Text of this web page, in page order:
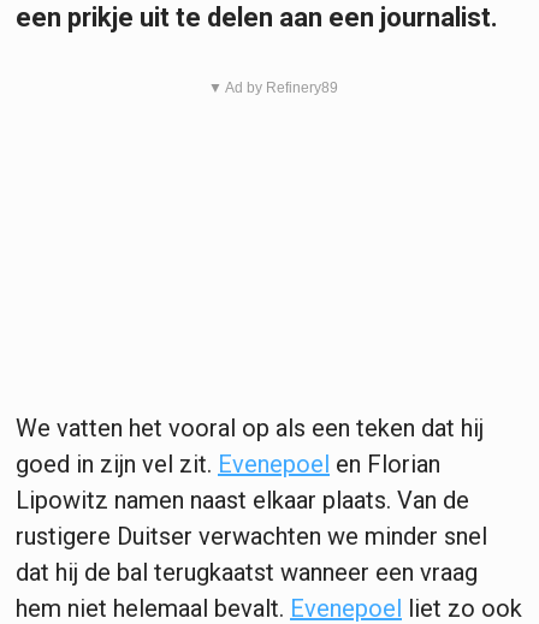
een prikje uit te delen aan een journalist.
▼ Ad by Refinery89
We vatten het vooral op als een teken dat hij
goed in zijn vel zit. Evenepoel en Florian
Lipowitz namen naast elkaar plaats. Van de
rustigere Duitser verwachten we minder snel
dat hij de bal terugkaatst wanneer een vraag
hem niet helemaal bevalt. Evenepoel liet zo ook